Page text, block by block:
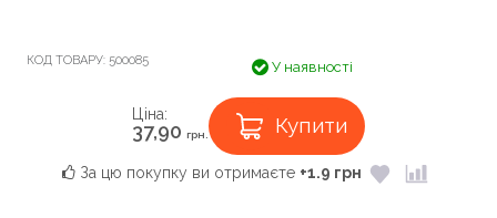
КОД ТОВАРУ: 500085 У наявності
Ціна:
37,90 грн. Купити
За цю покупку ви отримаєте +1.9 грн